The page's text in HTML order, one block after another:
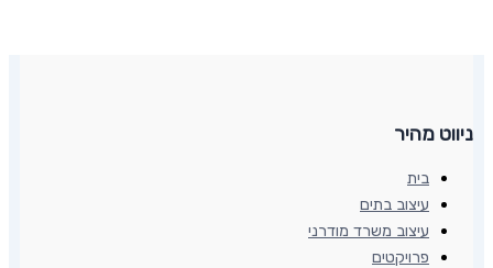
ניווט מהיר
בית
עיצוב בתים
עיצוב משרד מודרני
פרויקטים